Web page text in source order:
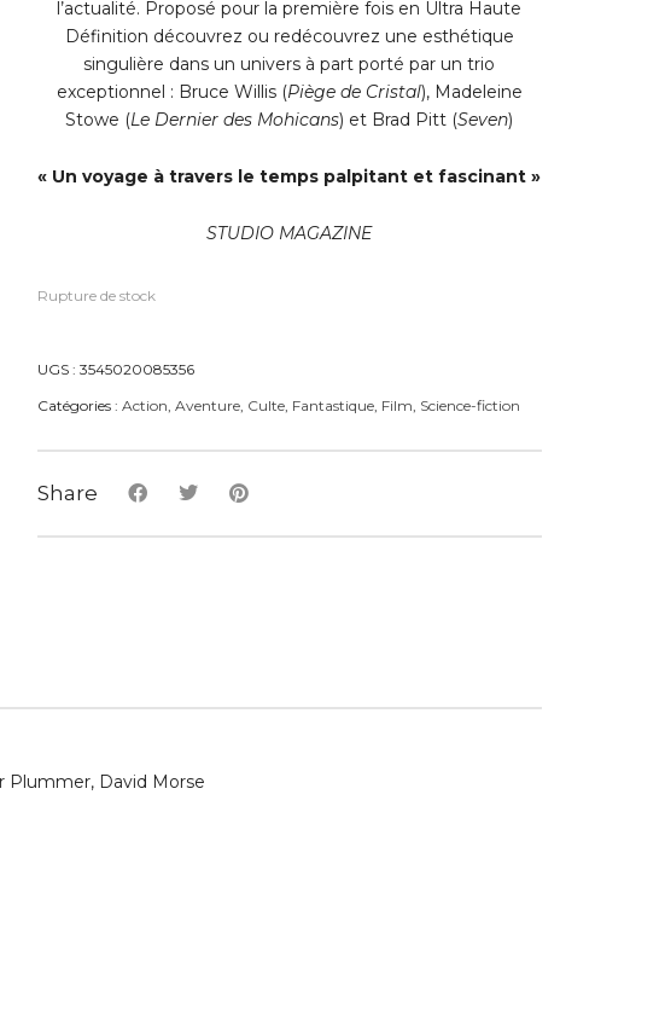
l’actualité. Proposé pour la première fois en Ultra Haute
Définition découvrez ou redécouvrez une esthétique
singulière dans un univers à part porté par un trio
exceptionnel : Bruce Willis (Piège de Cristal), Madeleine
Stowe (Le Dernier des Mohicans) et Brad Pitt (Seven)
« Un voyage à travers le temps palpitant et fascinant »
STUDIO MAGAZINE
Rupture de stock
UGS : 3545020085356
Catégories : Action, Aventure, Culte, Fantastique, Film, Science-fiction
Share
Plummer, David Morse